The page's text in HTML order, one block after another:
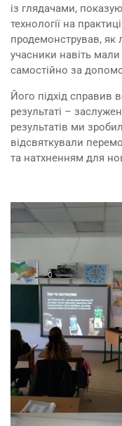
із глядачами,
технології на
продемонстрував, як
учасники навіть
самостійно за
Його підхід справив
результаті –
результатів ми
відсвяткували
та натхненням для